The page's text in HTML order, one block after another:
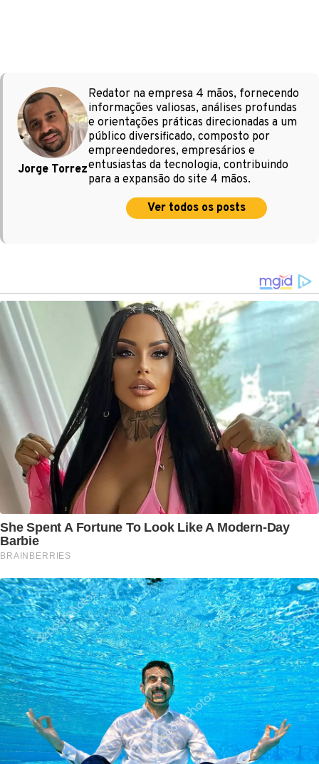
Jorge Torrez
Redator na empresa 4 mãos, fornecendo
informações valiosas, análises profundas
e orientações práticas direcionadas a um
público diversificado, composto por
empreendedores, empresários e
entusiastas da tecnologia, contribuindo
para a expansão do site 4 mãos.
Ver todos os posts